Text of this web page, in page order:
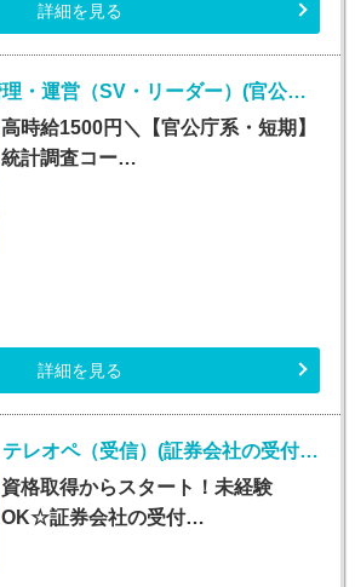
詳細を見る
コールセンター管理・運営（SV・リーダー）(官公庁関連の確認電話・データ入力業務リーダー（管理者）)
高時給1500円＼【官公庁系・短期】
統計調査コー…
詳細を見る
コールセンター・テレオペ（受信）(証券会社の受付・事務スタッフ/6月9日入社)
資格取得からスタート！未経験
OK☆証券会社の受付…